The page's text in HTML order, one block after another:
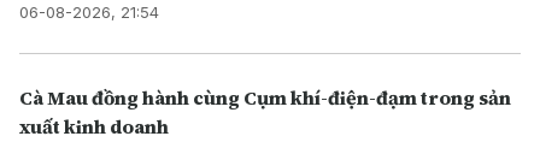
06-08-2026, 21:54
Cà Mau đồng hành cùng Cụm khí-điện-đạm trong sản
xuất kinh doanh